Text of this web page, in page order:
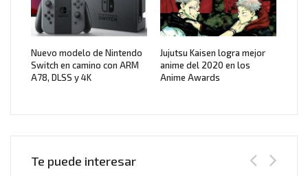
Nuevo modelo de Nintendo
Switch en camino con ARM
A78, DLSS y 4K
Jujutsu Kaisen logra mejor
anime del 2020 en los
Anime Awards
Te puede interesar